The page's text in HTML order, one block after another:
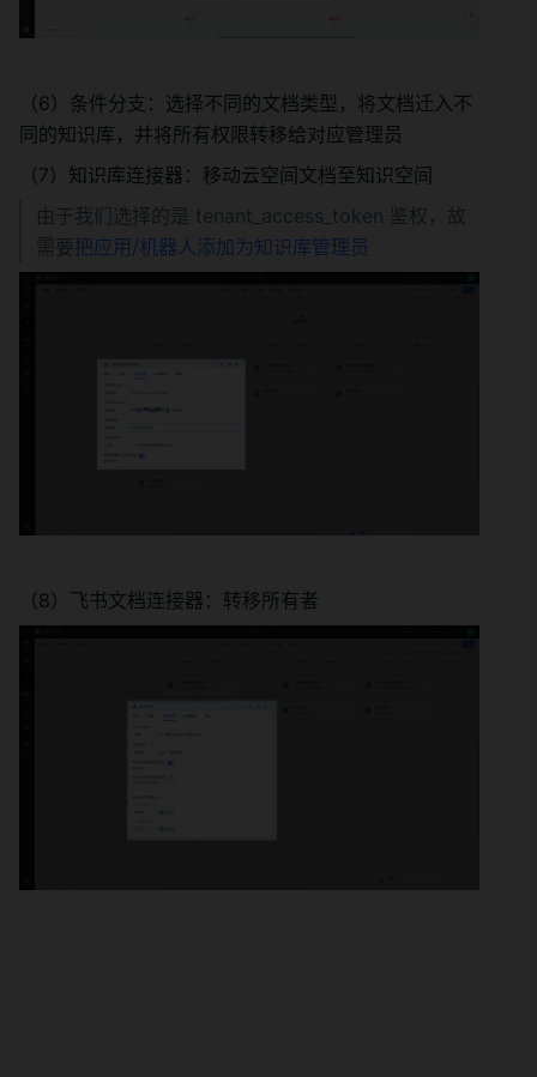
（6）条件分支：选择不同的文档类型，将文档迁入不
同的知识库，并将所有权限转移给对应管理员
（7）知识库连接器：移动云空间文档至知识空间
由于我们选择的是 tenant_access_token 鉴权，故
需要把应用/机器人添加为知识库管理员
（8）飞书文档连接器：转移所有者